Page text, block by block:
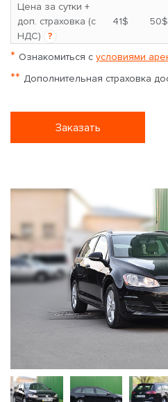
Цена за сутки +
доп. страховка (с
НДС)
?
41$ 50$
* Ознакомиться с условиями
** Дополнительная страховка
Заказать